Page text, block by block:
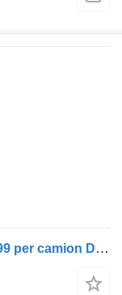
Motorino d'avviamento Bosch 2134699 per camion DAF XF106